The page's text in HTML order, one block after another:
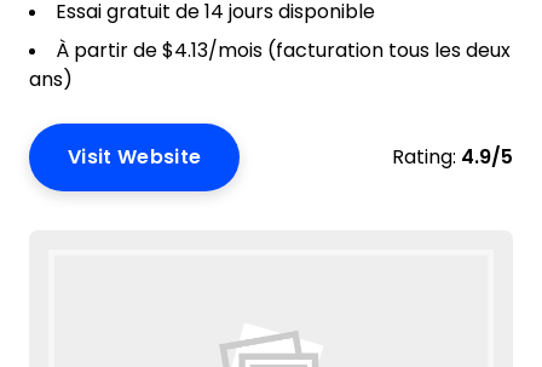
Essai gratuit de 14 jours disponible
À partir de $4.13/mois (facturation tous les deux
ans)
Visit Website Rating: 4.9/5